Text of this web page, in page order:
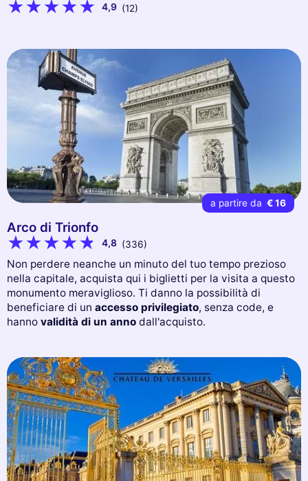
4,9 (12)
a partire da € 16
Arco di Trionfo
4,8 (336)
Non perdere neanche un minuto del tuo tempo prezioso
nella capitale, acquista qui i biglietti per la visita a questo
monumento meraviglioso. Ti danno la possibilità di
beneficiare di un accesso privilegiato, senza code, e
hanno validità di un anno dall'acquisto.